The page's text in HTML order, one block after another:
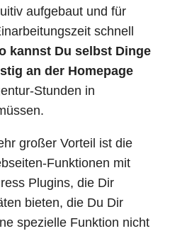
aufgebaut und für
schnell
kannst Du selbst Dinge
an der Homepage
Stunden in
großer Vorteil ist die
Funktionen mit
Plugins, die Dir
bieten, die Du Dir
spezielle Funktion nicht